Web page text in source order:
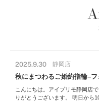
2025.9.30 静岡店
秋にまつわるご婚約指輪–
こんにちは。アイプリモ静岡店
りがとうございます。 明日から